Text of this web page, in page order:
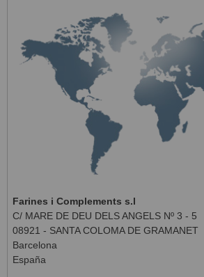
Farines i Complements s.l
C/ MARE DE DEU DELS ANGELS Nº 3 - 5
08921 - SANTA COLOMA DE GRAMANET
Barcelona
España